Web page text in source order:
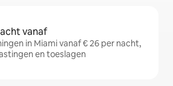
vanaf
in Miami vanaf € 26 per nacht,
en toeslagen